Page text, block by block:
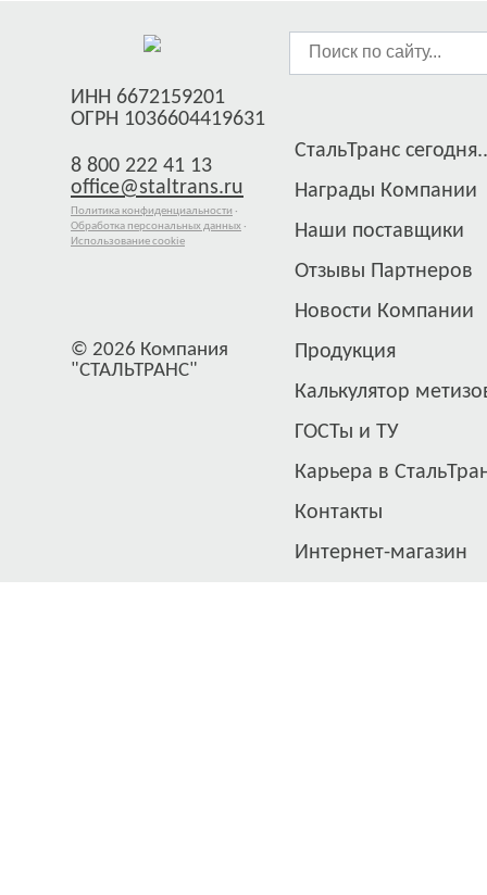
ИНН 6672159201
ОГРН 1036604419631
8 800 222 41 13
office@staltrans.ru
Политика конфиденциальности ·
Обработка персональных данных ·
Использование cookie
© 2026 Компания
"СТАЛЬТРАНС"
СтальТранс
Награды Компании
Наши поставщики
Отзывы Партнеров
Новости Компании
Продукция
Калькулятор
ГОСТы и ТУ
Карьера в
Контакты
Интернет-магазин